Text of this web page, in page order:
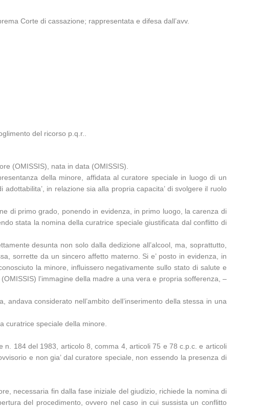
Corte di cassazione; rappresentata e difesa dall’avv.
del ricorso p.q.r..
(OMISSIS), nata in data (OMISSIS).
della minore, affidata al curatore speciale in luogo di un
in relazione sia alla propria capacita’ di svolgere il ruolo
di primo grado, ponendo in evidenza, in primo luogo, la carenza di
stata la nomina della curatrice speciale giustificata dal conflitto di
desunta non solo dalla dedizione all’alcool, ma, soprattutto,
sorrette da un sincero affetto materno. Si e’ posto in evidenza, in
la minore, influissero negativamente sullo stato di salute e
l’immagine della madre a una vera e propria sofferenza, –
considerato nell’ambito dell’inserimento della stessa in una
curatrice speciale della minore.
n. 184 del 1983, articolo 8, comma 4, articoli 75 e 78 c.p.c. e articoli
e non gia’ dal curatore speciale, non essendo la presenza di
necessaria fin dalla fase iniziale del giudizio, richiede la nomina di
del procedimento, ovvero nel caso in cui sussista un conflitto